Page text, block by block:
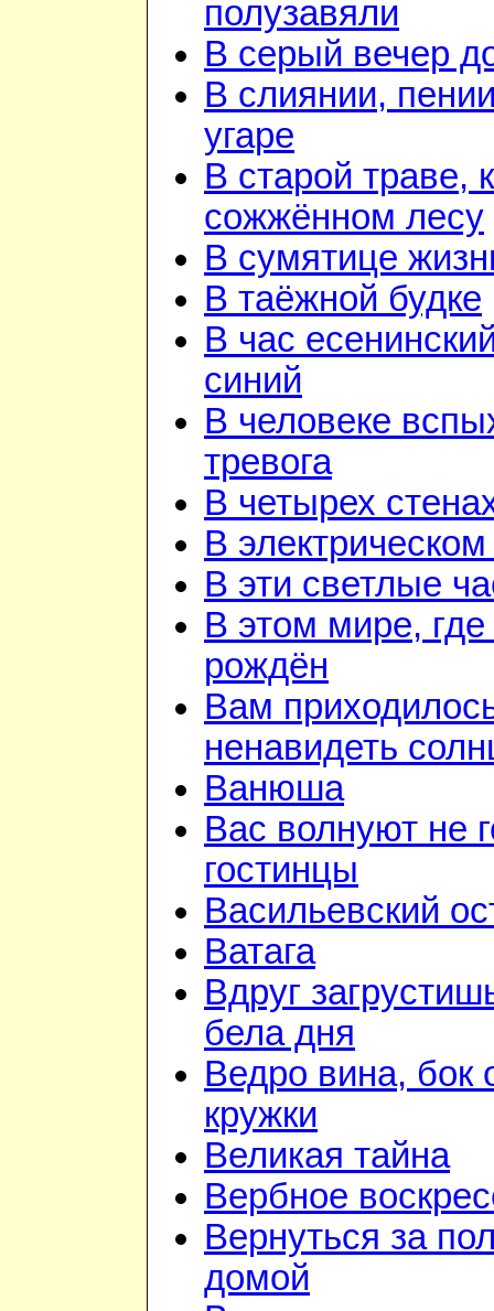
полузавяли
В серый вечер
В слиянии,
угаре
В старой траве,
сожжённом лесу
В сумятице
В таёжной будке
В час
синий
В человеке
тревога
В четырех
В
В эти светлые
В этом мире,
рождён
Вам
ненавидеть
Ванюша
Вас волнуют не
гостинцы
Васильевский
Ватага
Вдруг
бела дня
Ведро вина, бок
кружки
Великая тайна
Вербное
Вернуться за
домой